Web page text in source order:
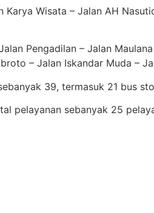
Wisata – Jalan AH
Pengadilan – Jalan
– Jalan Iskandar Muda –
39, termasuk 21 bus
pelayanan sebanyak 25